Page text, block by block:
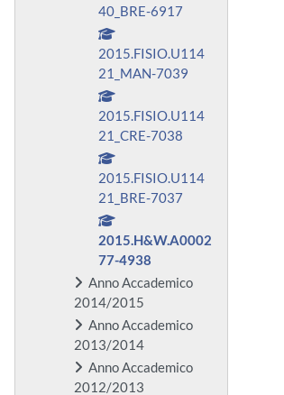
40_BRE-6917
2015.FISIO.U114
21_MAN-7039
2015.FISIO.U114
21_CRE-7038
2015.FISIO.U114
21_BRE-7037
2015.H&W.A0002
77-4938
Anno Accademico
2014/2015
Anno Accademico
2013/2014
Anno Accademico
2012/2013